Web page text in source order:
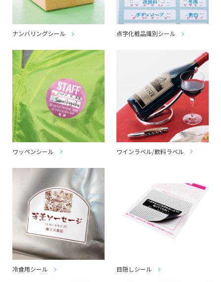
ナンバリングシール 点字化粧品識別シール
ワッペンシール ワインラベル/飲料ラベル
冷食用シール 目隠しシール